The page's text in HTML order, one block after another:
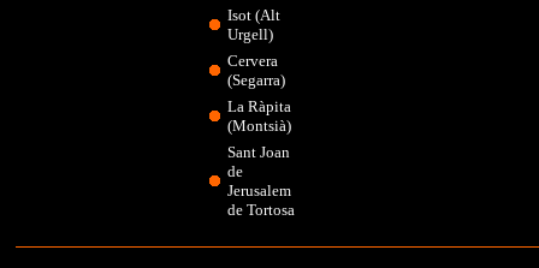
Isot (Alt
Urgell)
Cervera
(Segarra)
La Ràpita
(Montsià)
Sant Joan
de
Jerusalem
de Tortosa